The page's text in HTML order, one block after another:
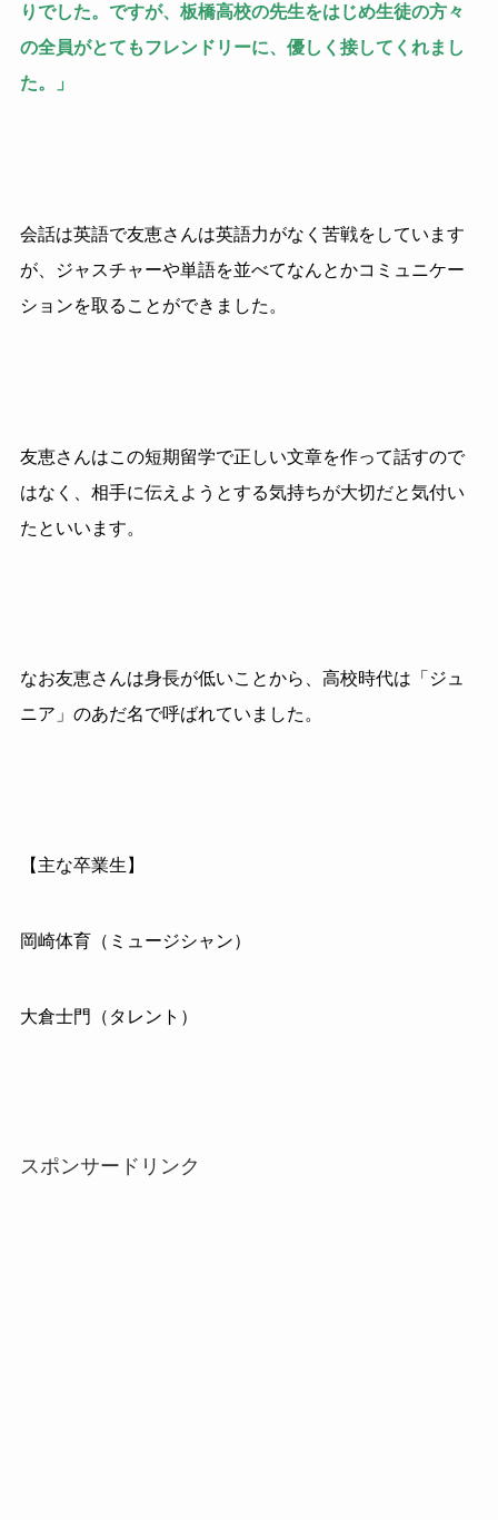
りでした。ですが、板橋高校の先生をはじめ生徒の方々
の全員がとてもフレンドリーに、優しく接してくれまし
た。」
会話は英語で友恵さんは英語力がなく苦戦をしています
が、ジャスチャーや単語を並べてなんとかコミュニケー
ションを取ることができました。
友恵さんはこの短期留学で正しい文章を作って話すので
はなく、相手に伝えようとする気持ちが大切だと気付い
たといいます。
なお友恵さんは身長が低いことから、高校時代は「ジュ
ニア」のあだ名で呼ばれていました。
【主な卒業生】
岡崎体育（ミュージシャン）
大倉士門（タレント）
スポンサードリンク